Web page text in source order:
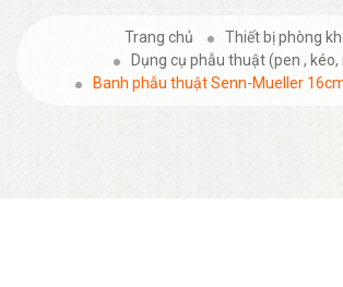
Trang chủ
Thiết bị phòng
Dụng cụ phẫu thuật (pen , kéo,
Banh phẫu thuật Senn-Mueller